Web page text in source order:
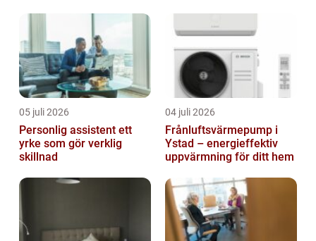
05 juli 2026
Personlig assistent ett
yrke som gör verklig
skillnad
04 juli 2026
Frånluftsvärmepump i
Ystad – energieffektiv
uppvärmning för ditt hem